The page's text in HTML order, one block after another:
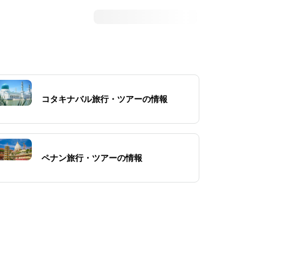
コタキナバル旅行・ツアーの情報
ペナン旅行・ツアーの情報